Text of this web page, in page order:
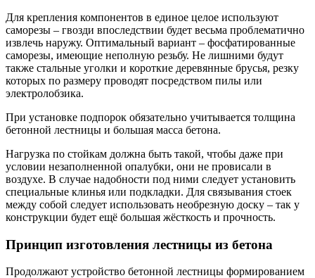
Для крепления компонентов в единое целое используют
саморезы – гвозди впоследствии будет весьма проблематично
извлечь наружу. Оптимальный вариант – фосфатированные
саморезы, имеющие неполную резьбу. Не лишними будут
также стальные уголки и короткие деревянные брусья, резку
которых по размеру проводят посредством пилы или
электролобзика.
При установке подпорок обязательно учитывается толщина
бетонной лестницы и большая масса бетона.
Нагрузка по стойкам должна быть такой, чтобы даже при
условии незаполненной опалубки, они не провисали в
воздухе. В случае надобности под ними следует установить
специальные клинья или подкладки. Для связывания стоек
между собой следует использовать необрезную доску – так у
конструкции будет ещё большая жёсткость и прочность.
Принцип изготовления лестницы из бетона
Продолжают устройство бетонной лестницы формированием